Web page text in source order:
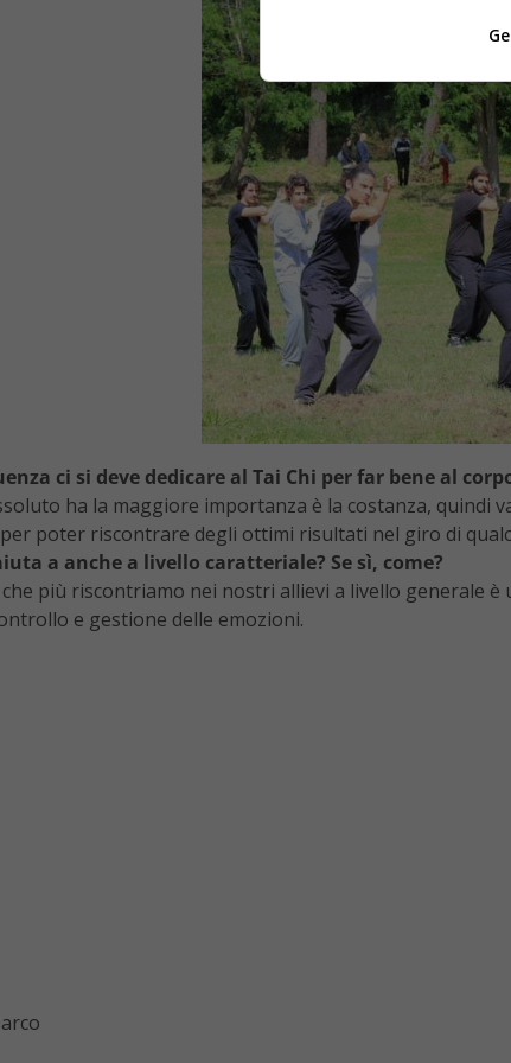
ci si deve dedicare al Tai Chi per far bene al
ha la maggiore importanza è la costanza,
poter riscontrare degli ottimi risultati nel giro di
a anche a livello caratteriale? Se sì, come?
più riscontriamo nei nostri allievi a livello generale
e gestione delle emozioni.